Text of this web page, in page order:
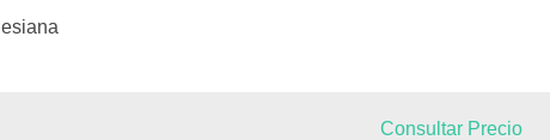
Consultar Precio